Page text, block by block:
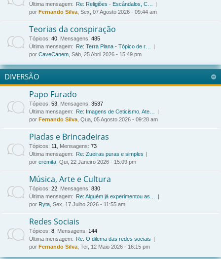
Última mensagem:
Re: Religiões - Escândalos, C…
por Fernando Silva, Sex, 07 Agosto 2026 - 09:44 am
Teorias da conspiração
Tópicos: 40, Mensagens: 485
Última mensagem:
Re: Terra Plana - Tópico de r…
por CaveCanem, Sáb, 25 Abril 2026 - 15:49 pm
DIVERSÃO
Papo Furado
Tópicos: 53, Mensagens: 3537
Última mensagem:
Re: Imagens de Ceticismo, Ate…
por Fernando Silva, Qua, 05 Agosto 2026 - 09:28 am
Piadas e Brincadeiras
Tópicos: 11, Mensagens: 73
Última mensagem:
Re: Zueiras puras e simples
por eremita, Qui, 22 Janeiro 2026 - 15:09 pm
Música, Arte e Cultura
Tópicos: 22, Mensagens: 830
Última mensagem:
Re: Alguém já experimentou as…
por Ryta, Sex, 17 Julho 2026 - 11:55 am
Redes Sociais
Tópicos: 8, Mensagens: 144
Última mensagem:
Re: O dilema das redes sociais
por Fernando Silva, Ter, 12 Maio 2026 - 16:15 pm